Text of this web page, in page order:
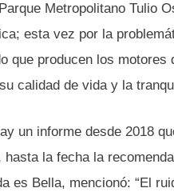
Metropolitano Tulio
esta vez por la
que producen los
calidad de vida y la
un informe desde 2018
la fecha la
es Bella, mencionó: “El